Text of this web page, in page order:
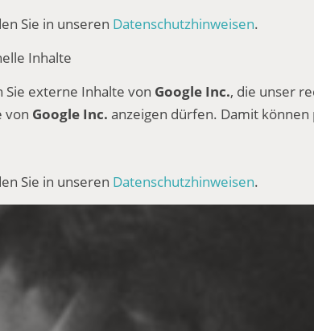
Sie in unseren Datenschutzhinweisen.
Inhalte
Sie externe Inhalte von Google Inc., die unser
von Google Inc. anzeigen dürfen. Damit
Sie in unseren Datenschutzhinweisen.